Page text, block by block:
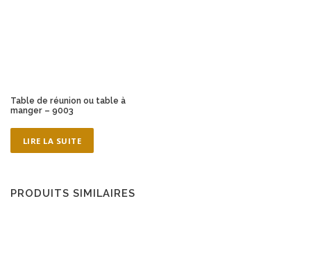
Table de réunion ou table à
manger – 9003
LIRE LA SUITE
PRODUITS SIMILAIRES